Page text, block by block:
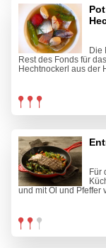
Die
Rest des Fonds für
Hechtnockerl aus der
Für
und mit Öl und Pfeffer